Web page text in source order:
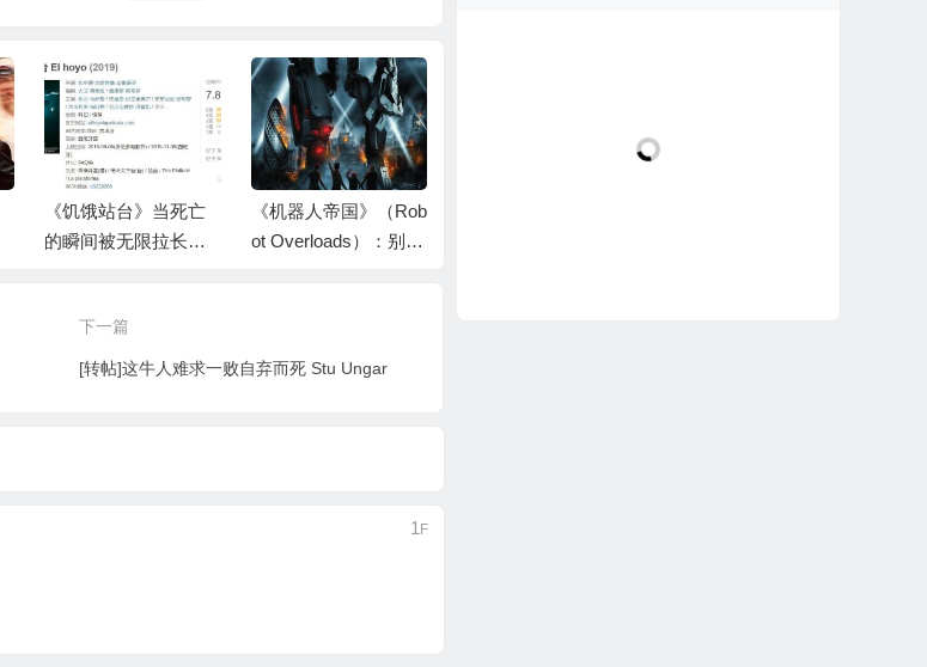
《饥饿站台》当死亡
的瞬间被无限拉长，
《机器人帝国》（Rob
ot Overloads）：别看
下一篇
[转帖]这牛人难求一败自弃而死 Stu Ungar
1F